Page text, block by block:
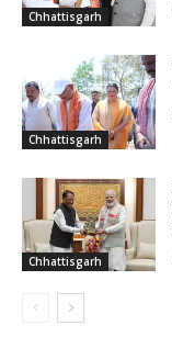
Chhattisgarh
Chhattisgarh
Chhattisgarh